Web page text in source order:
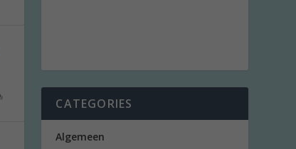
CATEGORIES
Algemeen